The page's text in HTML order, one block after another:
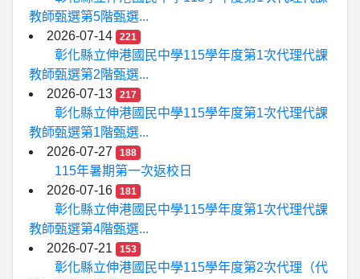
教師甄選第5階甄選...
2026-07-14
221
彰化縣立伸港國民中學115學年度第1次代理代課
教師甄選第2階甄選...
2026-07-13
217
彰化縣立伸港國民中學115學年度第1次代理代課
教師甄選第1階甄選...
2026-07-27
188
115年暑期第一次返校日
2026-07-16
181
彰化縣立伸港國民中學115學年度第1次代理代課
教師甄選第4階甄選...
2026-07-21
153
彰化縣立伸港國民中學115學年度第2次代理（代